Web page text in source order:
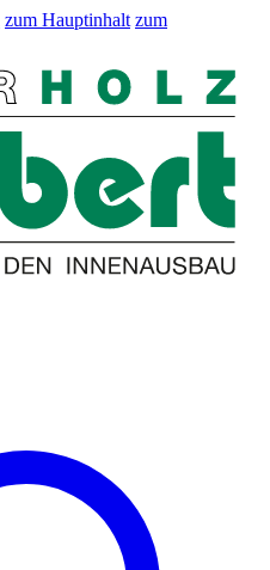
zum Hauptinhalt zum